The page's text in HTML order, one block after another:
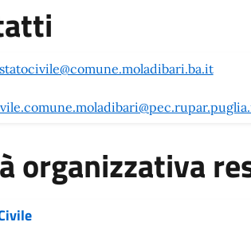
statocivile@comune.moladibari.ba.it
organizzativa